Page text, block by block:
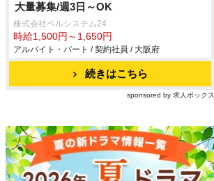
大量募集/週3日～OK
株式会社ベルシステム24
時給1,500円～1,650円
アルバイト・パート / 契約社員 / 大阪府
続きはこちら
sponsored by 求人ボックス